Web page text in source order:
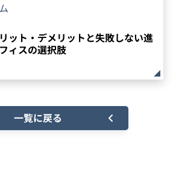
ット・デメリットと失敗しない進
ィスの選択肢
一覧に戻る